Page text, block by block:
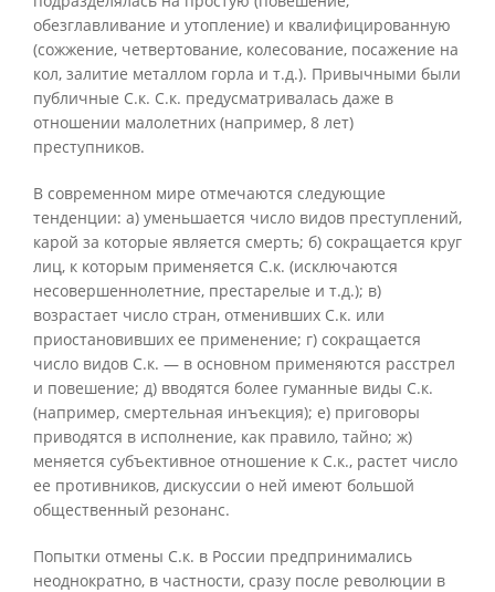
обезглавливание и утопление) и квалифицированную
(сожжение, четвертование, колесование, посажение на
кол, залитие металлом горла и т.д.). Привычными были
публичные С.к. С.к. предусматривалась даже в
отношении малолетних (например, 8 лет)
преступников.
В современном мире отмечаются следующие
тенденции: а) уменьшается число видов преступлений,
карой за которые является смерть; б) сокращается круг
лиц, к которым применяется С.к. (исключаются
несовершеннолетние, престарелые и т.д.); в)
возрастает число стран, отменивших С.к. или
приостановивших ее применение; г) сокращается
число видов С.к. — в основном применяются расстрел
и повешение; д) вводятся более гуманные виды С.к.
(например, смертельная инъекция); е) приговоры
приводятся в исполнение, как правило, тайно; ж)
меняется субъективное отношение к С.к., растет число
ее противников, дискуссии о ней имеют большой
общественный резонанс.
Попытки отмены С.к. в России предпринимались
неоднократно, в частности, сразу после революции в